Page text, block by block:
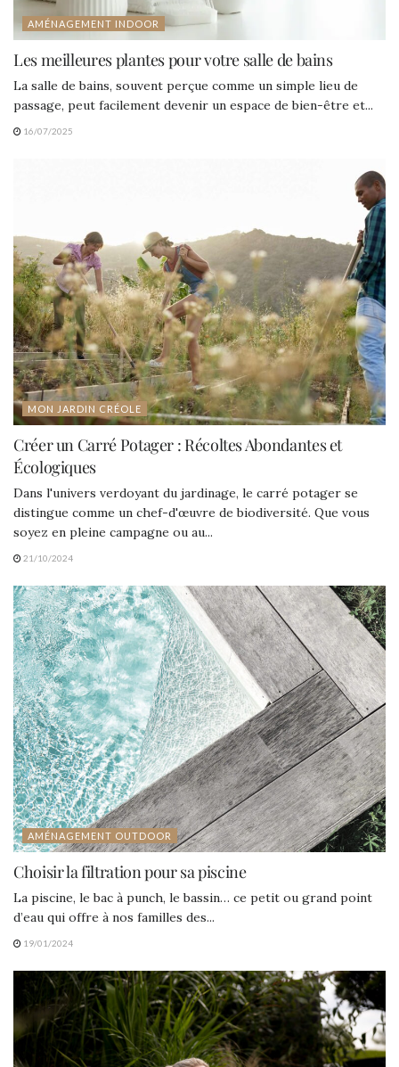
AMÉNAGEMENT INDOOR
Les meilleures plantes pour votre salle de bains
La salle de bains, souvent perçue comme un simple lieu de
passage, peut facilement devenir un espace de bien-être et...
16/07/2025
MON JARDIN CRÉOLE
Créer un Carré Potager : Récoltes Abondantes et
Écologiques
Dans l'univers verdoyant du jardinage, le carré potager se
distingue comme un chef-d'œuvre de biodiversité. Que vous
soyez en pleine campagne ou au...
21/10/2024
AMÉNAGEMENT OUTDOOR
Choisir la filtration pour sa piscine
La piscine, le bac à punch, le bassin… ce petit ou grand point
d’eau qui offre à nos familles des...
19/01/2024